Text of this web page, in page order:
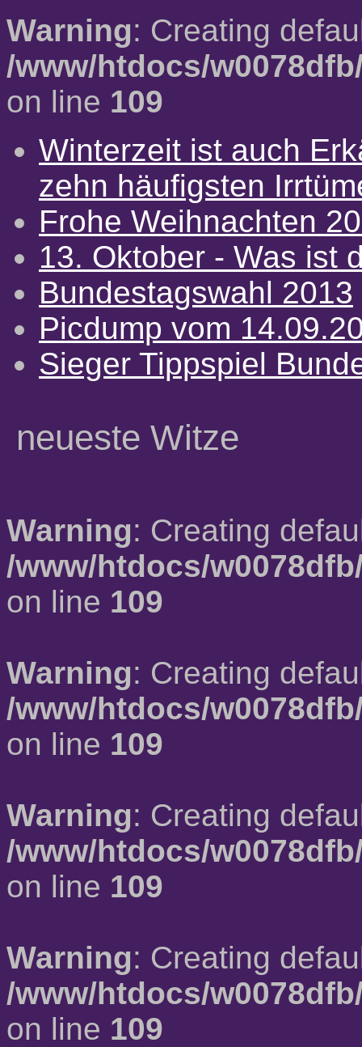
Warning: Creating
/www/htdocs/
on line 109
Winterzeit ist auch
zehn häufigsten
Frohe Weihnachten
13. Oktober - Was ist
Bundestagswahl 2013
Picdump vom
Sieger Tippspiel
neueste Witze
Warning: Creating
/www/htdocs/
on line 109
Warning: Creating
/www/htdocs/
on line 109
Warning: Creating
/www/htdocs/
on line 109
Warning: Creating
/www/htdocs/
on line 109